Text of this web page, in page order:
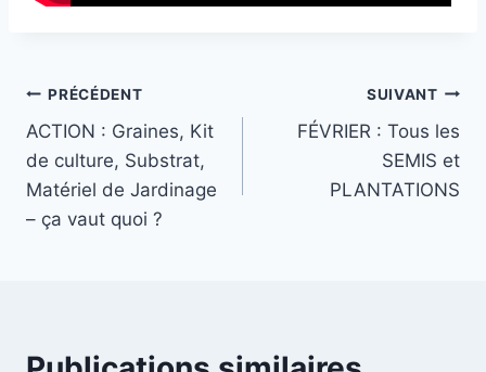
Navigation
de
l’article
PRÉCÉDENT
ACTION : Graines, Kit
de culture, Substrat,
Matériel de Jardinage
– ça vaut quoi ?
SUIVANT
FÉVRIER : Tous les
SEMIS et
PLANTATIONS